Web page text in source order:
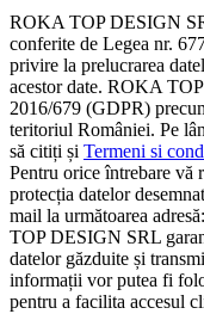
ROKA TOP DESIGN
conferite de Legea nr.
privire la prelucrarea
acestor date. ROKA
2016/679 (GDPR)
teritoriul României. Pe
să citiți și Termeni si
Pentru orice întrebare vă
protecția datelor
mail la următoarea adresă:
TOP DESIGN SRL
datelor găzduite și
informații vor putea fi
pentru a facilita accesul